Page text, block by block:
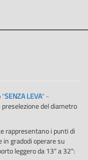
"SENZA LEVA" -
del diametro
rappresentano i punti di
gradodi operare su
leggero da 13" a 32":